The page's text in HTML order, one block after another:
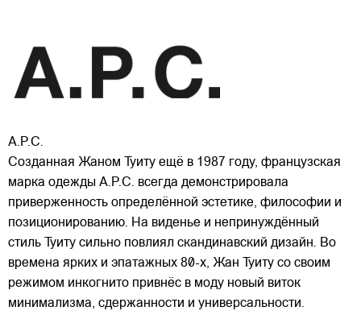
A.P.C.
Созданная Жаном Туиту ещё в 1987 году, французская
марка одежды A.P.C. всегда демонстрировала
приверженность определённой эстетике, философии и
позиционированию. На виденье и непринуждённый
стиль Туиту сильно повлиял скандинавский дизайн. Во
времена ярких и эпатажных 80-х, Жан Туиту со своим
режимом инкогнито привнёс в моду новый виток
минимализма, сдержанности и универсальности.